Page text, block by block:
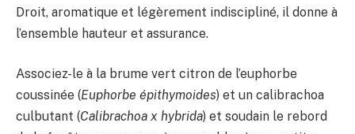
Droit, aromatique et légèrement indiscipliné, il donne à
l’ensemble hauteur et assurance.
Associez-le à la brume vert citron de l’euphorbe
coussinée (Euphorbe épithymoides) et un calibrachoa
culbutant (Calibrachoa x hybrida) et soudain le rebord